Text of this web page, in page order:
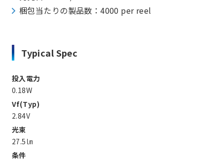
梱包当たりの製品数：4000 per reel
Typical Spec
投入電力
0.18W
Vf(Typ)
2.84V
光束
27.5㏐
条件